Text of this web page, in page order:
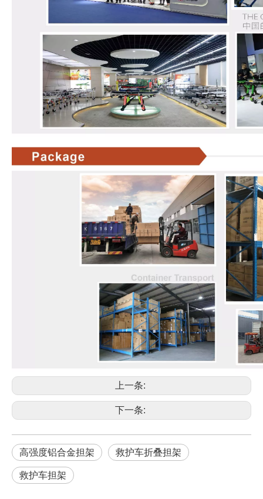
上一条:
下一条:
高强度铝合金担架 救护车折叠担架
救护车担架